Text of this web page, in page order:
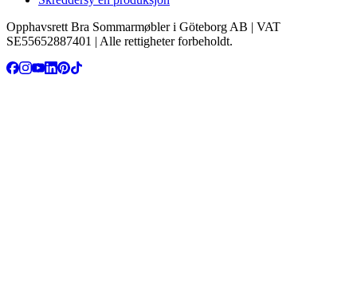
Opphavsrett Bra Sommarmøbler i Göteborg AB | VAT
SE55652887401 | Alle rettigheter forbeholdt.